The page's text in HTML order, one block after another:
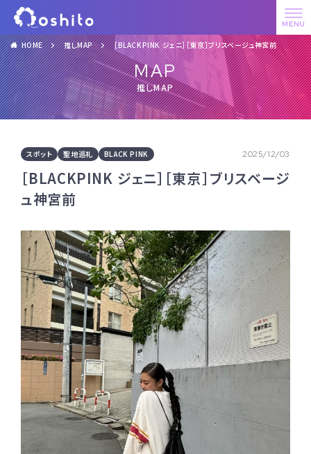
HOME 推しMAP ［BLACKPINK ジェニ］［東京］ブリスベージュ神宮前
MAP
推しMAP
スポット 聖地巡礼 BLACK PINK 2025/12/03
［BLACKPINK ジェニ］［東京］ブリスベージ
ュ神宮前